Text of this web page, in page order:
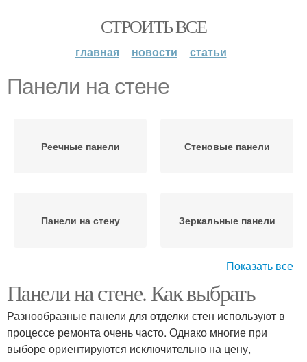
СТРОИТЬ ВСЕ
главная новости статьи
Панели на стене
Реечные панели Стеновые панели
Панели на стену Зеркальные панели
Гипсовые панели Деревянные панели
Показать все
Панели на стене. Как выбрать
Разнообразные панели для отделки стен используют в
процессе ремонта очень часто. Однако многие при
выборе ориентируются исключительно на цену,